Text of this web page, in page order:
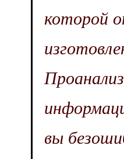
которой
вы